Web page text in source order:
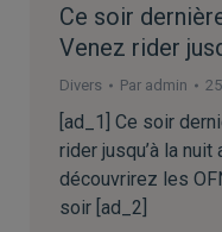
Ce soir
Venez rider
Divers Par admin
[ad_1] Ce soir
rider jusqu’à la
découvrirez les
soir [ad_2]